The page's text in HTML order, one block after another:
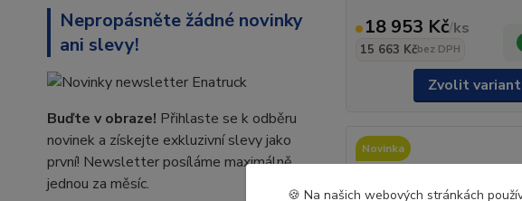
Nepropásněte žádné novinky
ani slevy!
Buďte v obraze! Přihlaste se k odběru
novinek a získejte exkluzivní slevy jako
první! Newsletter posíláme maximálně
jednou za měsíc.
18 953 Kč/ks
15 663 Kčbez DPH
Zvolit
Novinka
🍪 Na našich webových stránkách